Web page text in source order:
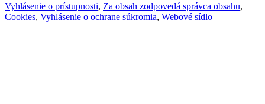
Vyhlásenie o prístupnosti, Za obsah zodpovedá správca obsahu,
Cookies, Vyhlásenie o ochrane súkromia, Webové sídlo